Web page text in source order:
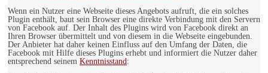
Wenn ein Nutzer eine Webseite dieses Angebots aufruft, die ein solches
Plugin enthält, baut sein Browser eine direkte Verbindung mit den Servern
von Facebook auf. Der Inhalt des Plugins wird von Facebook direkt an
Ihren Browser übermittelt und von diesem in die Webseite eingebunden.
Der Anbieter hat daher keinen Einfluss auf den Umfang der Daten, die
Facebook mit Hilfe dieses Plugins erhebt und informiert die Nutzer daher
entsprechend seinem Kenntnisstand: